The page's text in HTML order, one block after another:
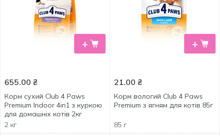
+
655.00 ₴
Корм сухий Club 4 Paws
Premium Indoor 4in1 з куркою
для домашніх котів 2кг
2 кг
+
21.00 ₴
Корм вологий Club 4 Paws
Premium з ягням для котів 85г
85 г